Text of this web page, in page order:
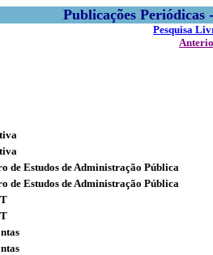
Publicações
Pesquisa
de Estudos de Administração Pública
de Estudos de Administração Pública